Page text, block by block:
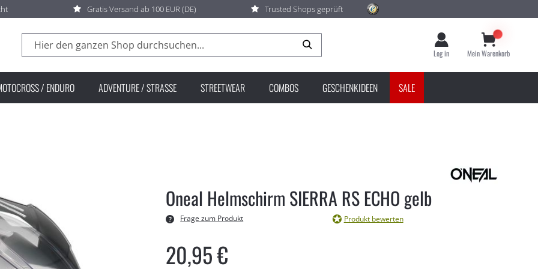
Gratis Versand ab 100 EUR (DE) Trusted Shops geprüft
Suche Log in Mein Warenkorb
/ ENDURO ADVENTURE / STRASSE STREETWEAR COMBOS GESCHENKIDEEN SALE
Oneal Helmschirm SIERRA RS ECHO gelb
Frage zum Produkt Produkt bewerten
20,95 €